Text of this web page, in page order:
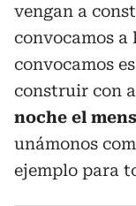
vengan a
convocamos a
convocamos
construir con
noche el
unámonos
ejemplo para